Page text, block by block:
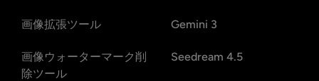
画像拡張ツール
画像ウォーターマーク削
除ツール
Gemini 3
Seedream 4.5